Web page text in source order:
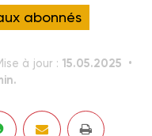
abonnés
à jour : 15.05.2025